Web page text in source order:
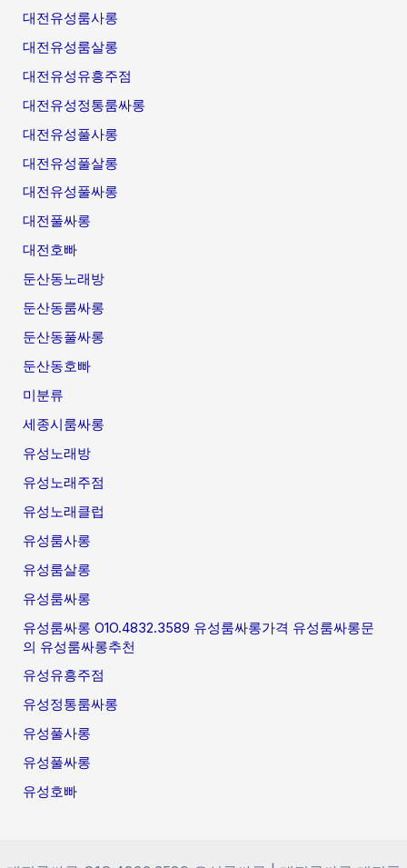
대전유성룸사롱
대전유성룸살롱
대전유성유흥주점
대전유성정통룸싸롱
대전유성풀사롱
대전유성풀살롱
대전유성풀싸롱
대전풀싸롱
대전호빠
둔산동노래방
둔산동룸싸롱
둔산동풀싸롱
둔산동호빠
미분류
세종시룸싸롱
유성노래방
유성노래주점
유성노래클럽
유성룸사롱
유성룸살롱
유성룸싸롱
유성룸싸롱 O1O.4832.3589 유성룸싸롱가격 유성룸싸롱문
의 유성룸싸롱추천
유성유흥주점
유성정통룸싸롱
유성풀사롱
유성풀싸롱
유성호빠